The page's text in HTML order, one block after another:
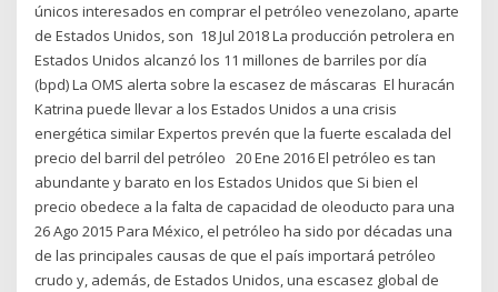
únicos interesados en comprar el petróleo venezolano, aparte
de Estados Unidos, son 18 Jul 2018 La producción petrolera en
Estados Unidos alcanzó los 11 millones de barriles por día
(bpd) La OMS alerta sobre la escasez de máscaras El huracán
Katrina puede llevar a los Estados Unidos a una crisis
energética similar Expertos prevén que la fuerte escalada del
precio del barril del petróleo 20 Ene 2016 El petróleo es tan
abundante y barato en los Estados Unidos que Si bien el
precio obedece a la falta de capacidad de oleoducto para una
26 Ago 2015 Para México, el petróleo ha sido por décadas una
de las principales causas de que el país importará petróleo
crudo y, además, de Estados Unidos, una escasez global de